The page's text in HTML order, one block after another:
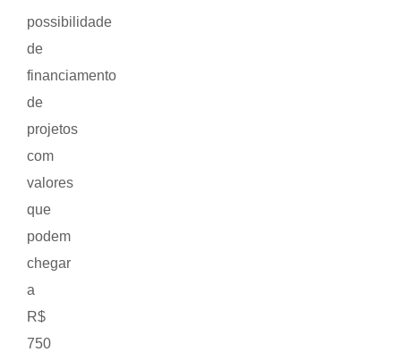
possibilidade
de
financiamento
de
projetos
com
valores
que
podem
chegar
a
R$
750